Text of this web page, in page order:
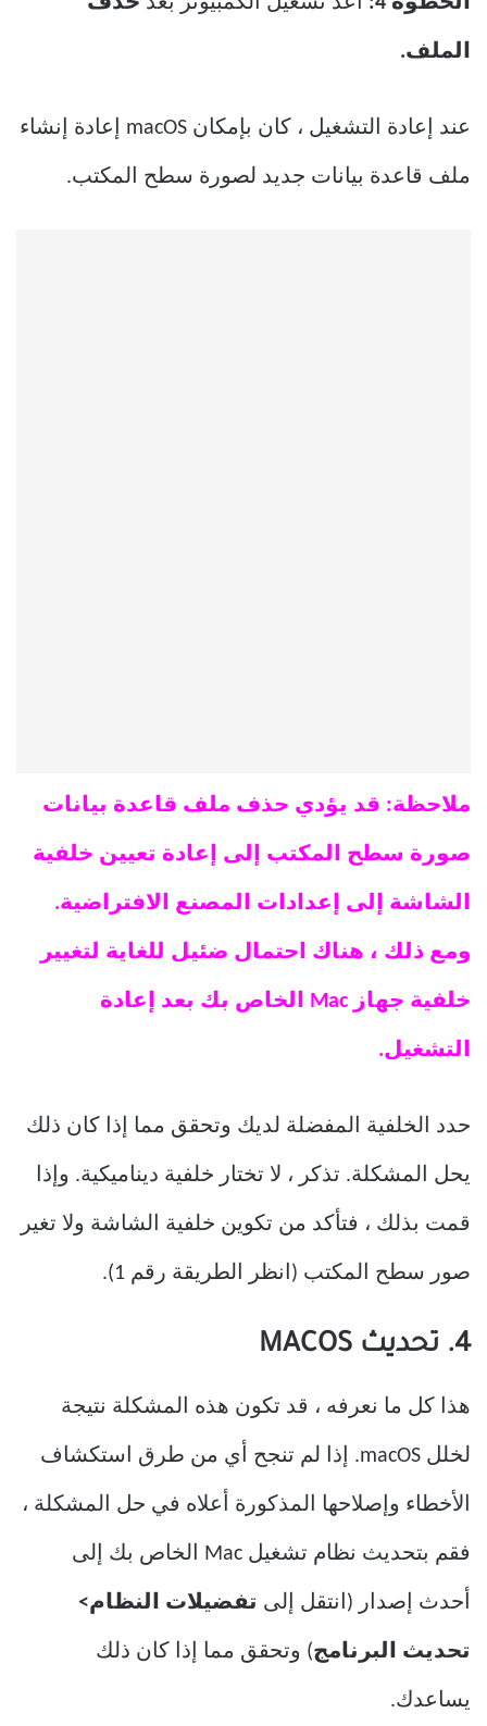
الملف.
عند إعادة التشغيل ، كان بإمكان macOS إعادة إنشاء
ملف قاعدة بيانات جديد لصورة سطح المكتب.
ملاحظة: قد يؤدي حذف ملف قاعدة بيانات
صورة سطح المكتب إلى إعادة تعيين خلفية
الشاشة إلى إعدادات المصنع الافتراضية.
ومع ذلك ، هناك احتمال ضئيل للغاية لتغيير
خلفية جهاز Mac الخاص بك بعد إعادة
التشغيل.
حدد الخلفية المفضلة لديك وتحقق مما إذا كان ذلك
يحل المشكلة. تذكر ، لا تختار خلفية ديناميكية. وإذا
قمت بذلك ، فتأكد من تكوين خلفية الشاشة ولا تغير
صور سطح المكتب (انظر الطريقة رقم 1).
4. تحديث MACOS
هذا كل ما نعرفه ، قد تكون هذه المشكلة نتيجة
لخلل macOS. إذا لم تنجح أي من طرق استكشاف
الأخطاء وإصلاحها المذكورة أعلاه في حل المشكلة ،
فقم بتحديث نظام تشغيل Mac الخاص بك إلى
أحدث إصدار (انتقل إلى تفضيلات النظام>
تحديث البرنامج) وتحقق مما إذا كان ذلك
يساعدك.